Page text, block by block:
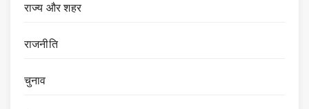
राज्य और शहर
राजनीति
चुनाव